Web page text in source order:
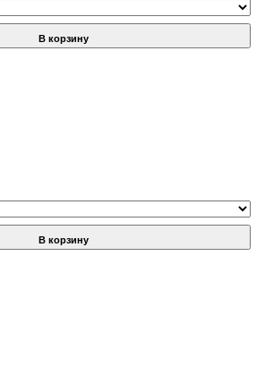
В корзину
В корзину